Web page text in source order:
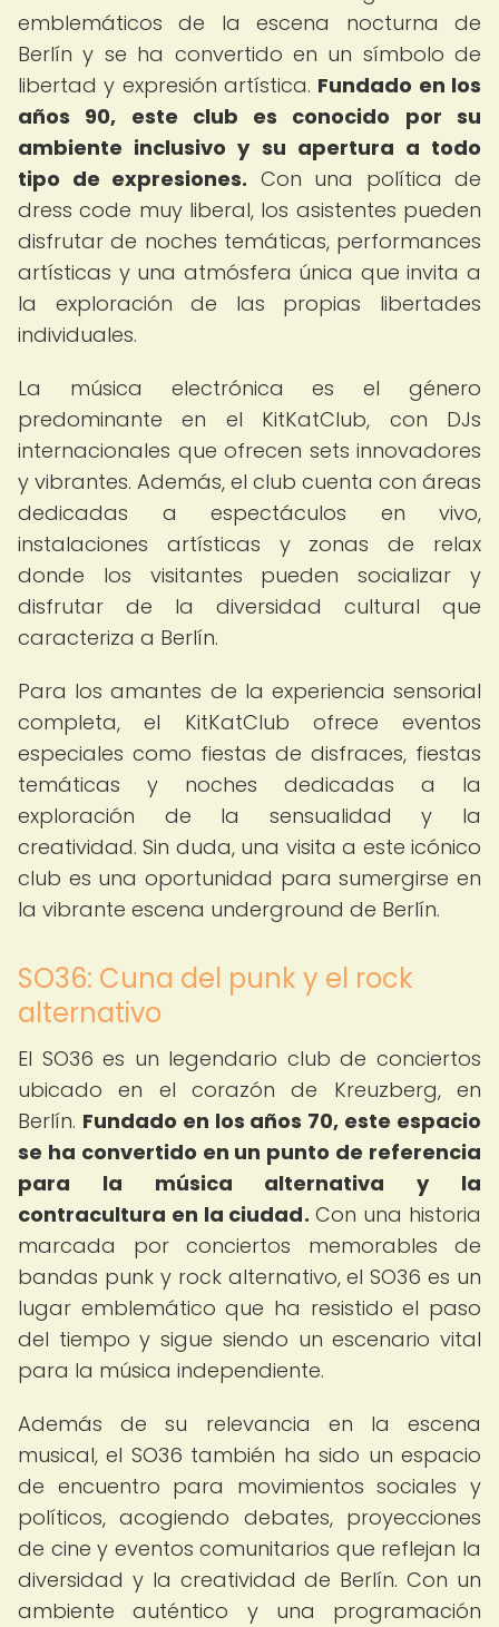
emblemáticos de la escena nocturna de
Berlín y se ha convertido en un símbolo de
libertad y expresión artística. Fundado en los
años 90, este club es conocido por su
ambiente inclusivo y su apertura a todo
tipo de expresiones. Con una política de
dress code muy liberal, los asistentes pueden
disfrutar de noches temáticas, performances
artísticas y una atmósfera única que invita a
la exploración de las propias libertades
individuales.
La música electrónica es el género
predominante en el KitKatClub, con DJs
internacionales que ofrecen sets innovadores
y vibrantes. Además, el club cuenta con áreas
dedicadas a espectáculos en vivo,
instalaciones artísticas y zonas de relax
donde los visitantes pueden socializar y
disfrutar de la diversidad cultural que
caracteriza a Berlín.
Para los amantes de la experiencia sensorial
completa, el KitKatClub ofrece eventos
especiales como fiestas de disfraces, fiestas
temáticas y noches dedicadas a la
exploración de la sensualidad y la
creatividad. Sin duda, una visita a este icónico
club es una oportunidad para sumergirse en
la vibrante escena underground de Berlín.
SO36: Cuna del punk y el rock
alternativo
El SO36 es un legendario club de conciertos
ubicado en el corazón de Kreuzberg, en
Berlín. Fundado en los años 70, este espacio
se ha convertido en un punto de referencia
para la música alternativa y la
contracultura en la ciudad. Con una historia
marcada por conciertos memorables de
bandas punk y rock alternativo, el SO36 es un
lugar emblemático que ha resistido el paso
del tiempo y sigue siendo un escenario vital
para la música independiente.
Además de su relevancia en la escena
musical, el SO36 también ha sido un espacio
de encuentro para movimientos sociales y
políticos, acogiendo debates, proyecciones
de cine y eventos comunitarios que reflejan la
diversidad y la creatividad de Berlín. Con un
ambiente auténtico y una programación